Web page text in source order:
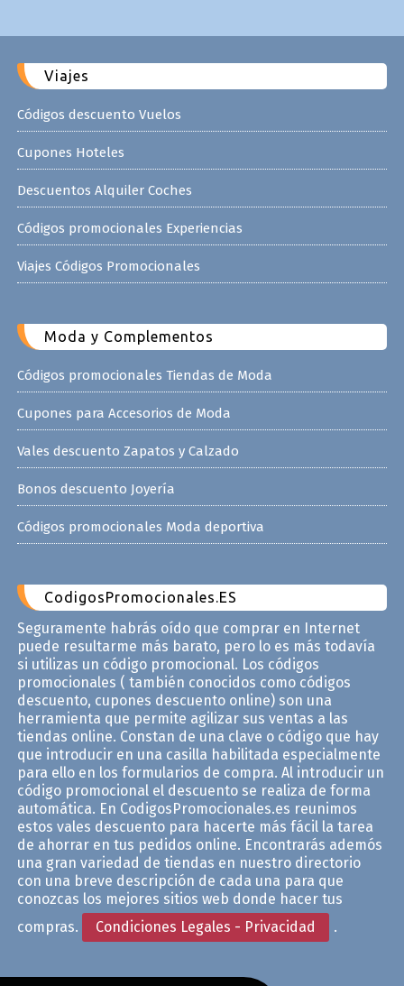
Viajes
Códigos descuento Vuelos
Cupones Hoteles
Descuentos Alquiler Coches
Códigos promocionales Experiencias
Viajes Códigos Promocionales
Moda y Complementos
Códigos promocionales Tiendas de Moda
Cupones para Accesorios de Moda
Vales descuento Zapatos y Calzado
Bonos descuento Joyería
Códigos promocionales Moda deportiva
CodigosPromocionales.ES
Seguramente habrás oído que comprar en Internet
puede resultarme más barato, pero lo es más todavía
si utilizas un código promocional. Los códigos
promocionales ( también conocidos como códigos
descuento, cupones descuento online) son una
herramienta que permite agilizar sus ventas a las
tiendas online. Constan de una clave o código que hay
que introducir en una casilla habilitada especialmente
para ello en los formularios de compra. Al introducir un
código promocional el descuento se realiza de forma
automática. En CodigosPromocionales.es reunimos
estos vales descuento para hacerte más fácil la tarea
de ahorrar en tus pedidos online. Encontrarás ademós
una gran variedad de tiendas en nuestro directorio
con una breve descripción de cada una para que
conozcas los mejores sitios web donde hacer tus
compras.
Condiciones Legales - Privacidad .